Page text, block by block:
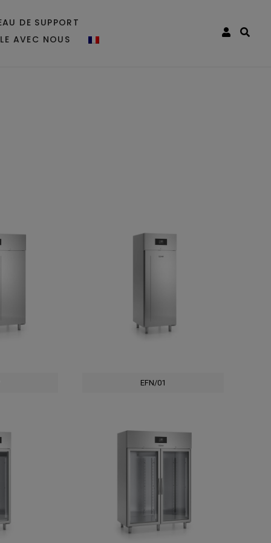
DE SUPPORT
AVEC NOUS
EFN/01